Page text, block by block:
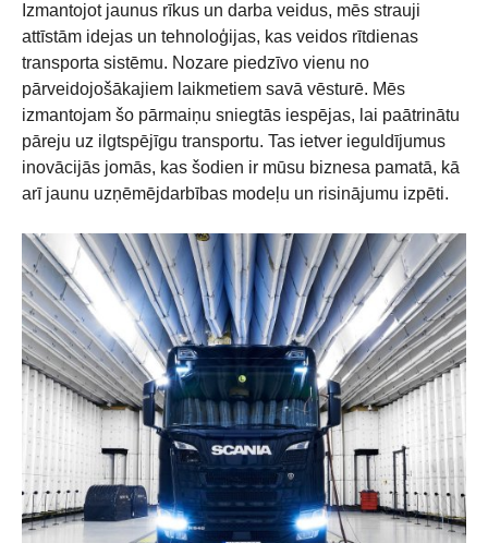
Izmantojot jaunus rīkus un darba veidus, mēs strauji
attīstām idejas un tehnoloģijas, kas veidos rītdienas
transporta sistēmu. Nozare piedzīvo vienu no
pārveidojošākajiem laikmetiem savā vēsturē. Mēs
izmantojam šo pārmaiņu sniegtās iespējas, lai paātrinātu
pāreju uz ilgtspējīgu transportu. Tas ietver ieguldījumus
inovācijās jomās, kas šodien ir mūsu biznesa pamatā, kā
arī jaunu uzņēmējdarbības modeļu un risinājumu izpēti.